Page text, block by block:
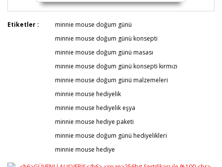
Bu ürüne ilk yorumu siz yapın!
Yorum Yaz
Bu ürünün fiyat bilgisi, resim, ürün açıklamalarında ve
formunu kullanarak tarafımıza iletebilirsiniz.
Görüş ve önerileriniz için teşekkür ederiz.
Ürün resmi kalitesiz, bozuk veya görüntülenemiyor.
Ürün açıklamasında eksik bilgiler bulunuyor.
Ürün bilgilerinde hatalar bulunuyor.
Ürün fiyatı diğer sitelerden daha pahalı.
Bu ürüne benzer farklı alternatifler olmalı.
Etiketler :
minnie mouse doğum günü
minnie mouse doğum günü konsepti
minnie mouse doğum günü masası
minnie mouse doğum günü konsepti kırmızı
minnie mouse doğum günü malzemeleri
minnie mouse hediyelik
minnie mouse hediyelik eşya
minnie mouse hediye paketi
minnie mouse doğum günü hediyelikleri
minnie mouse hediye